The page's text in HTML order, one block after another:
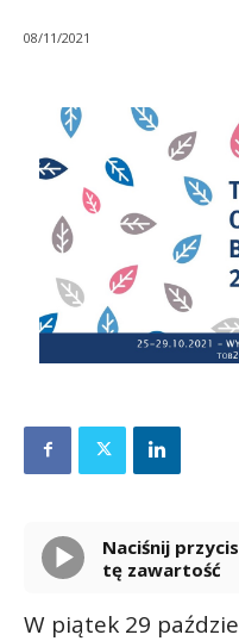
08/11/2021
Naciśnij przycisk odtwarzania, aby odsłuchać
tę zawartość
W piątek 29